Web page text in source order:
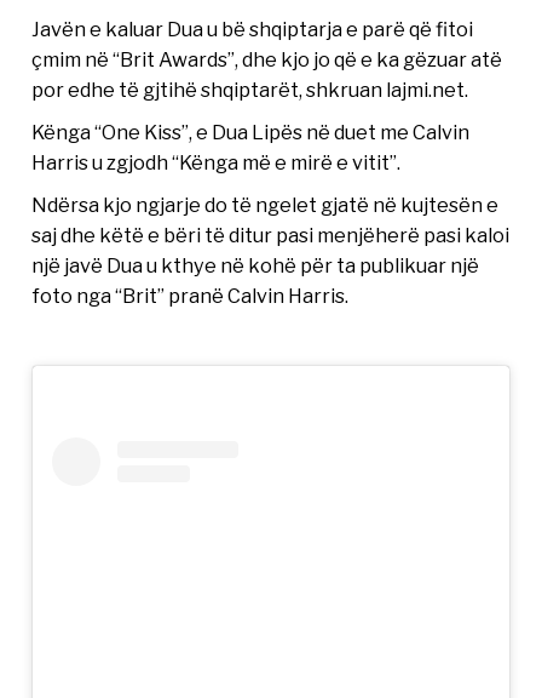
Javën e kaluar Dua u bë shqiptarja e parë që fitoi
çmim në “Brit Awards”, dhe kjo jo që e ka gëzuar atë
por edhe të gjtihë shqiptarët, shkruan lajmi.net.
Kënga “One Kiss”, e Dua Lipës në duet me Calvin
Harris u zgjodh “Kënga më e mirë e vitit”.
Ndërsa kjo ngjarje do të ngelet gjatë në kujtesën e
saj dhe këtë e bëri të ditur pasi menjëherë pasi kaloi
një javë Dua u kthye në kohë për ta publikuar një
foto nga “Brit” pranë Calvin Harris.